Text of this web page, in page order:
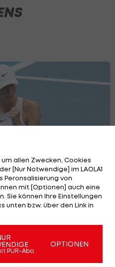
und
allen Zwecken, Cookies
[Nur Notwendige] im LAOLA1
Peronsalisierung von
mit [Optionen] auch eine
Sie können Ihre Einstellungen
unten bzw. über den Link in
PUR-Abo
OPTIONEN